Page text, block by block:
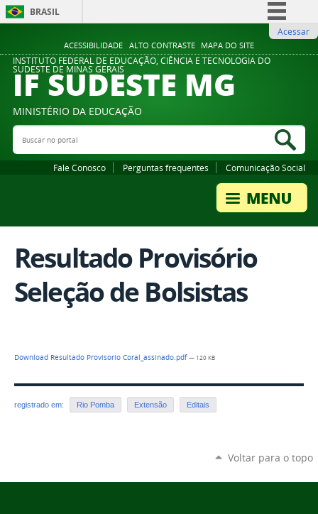
ACESSIBILIDADE ALTO CONTRASTE MAPA DO SITE
BRASIL
Comunica BR
Participe
Legislação
Acessar
INSTITUTO FEDERAL DE EDUCAÇÃO, CIÊNCIA E TECNOLOGIA DO
SUDESTE DE MINAS GERAIS
IF SUDESTE MG
MINISTÉRIO DA EDUCAÇÃO
Buscar no portal
Fale Conosco Perguntas frequentes Comunicação Social
Resultado Provisório
Seleção de Bolsistas
Download Resultado Provisorio Coral_assinado.pdf— 120 KB
registrado em: Rio Pomba Extensão Editais
Voltar para o topo